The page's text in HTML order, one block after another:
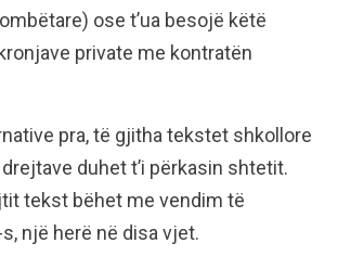
ose t’ua besojë këtë
private me kontratën
pra, të gjitha tekstet shkollore
duhet t’i përkasin shtetit.
tekst bëhet me vendim të
një herë në disa vjet.